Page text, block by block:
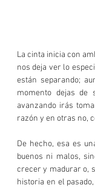
La cinta inicia con
nos deja ver lo
están separando;
momento dejas de
avanzando irás
razón y en otras no,
De hecho, esa es
buenos ni malos,
crecer y madurar o,
historia en el